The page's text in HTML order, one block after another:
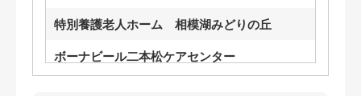
特別養護老人ホーム 相模湖みどりの丘
ボーナビール二本松ケアセンター